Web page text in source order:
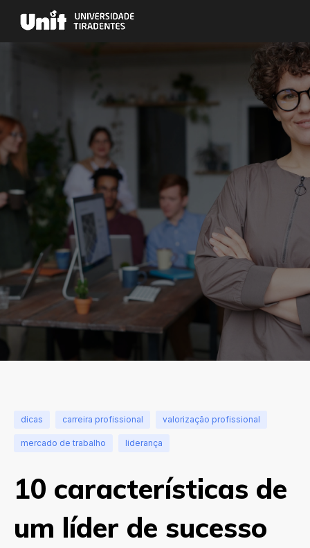
dicas carreira profissional valorização profissional
mercado de trabalho liderança
10 características de
um líder de sucesso